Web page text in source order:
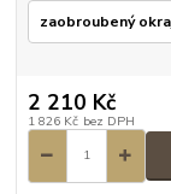
2 210 Kč
1 826 Kč bez DPH